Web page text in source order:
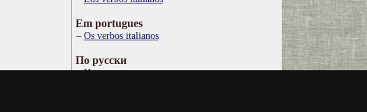
Em portugues
Os verbos italianos
По русски
Итальянские глаголы